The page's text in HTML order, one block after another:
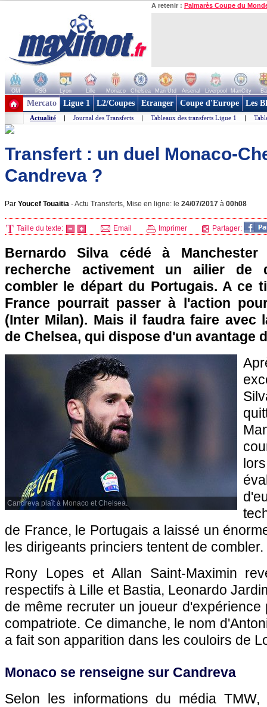
A retenir : Palmarès Coupe du
OM PSG Lyon Lille Monaco Chelsea Man Utd Arsenal Liverpool ManCity
+ de clubs
Mercato Ligue 1 L2/Coupes Etranger Coupe d'Europe Les
Actualité | Journal des Transferts | Tableaux des transferts Ligue 1 |
Transfert : un duel Monaco-
Candreva ?
Par Youcef Touaitia -Actu Transferts, Mise en ligne: le 24/07/2017 à 00h08
Taille du texte: Email Imprimer Partager:
Bernardo Silva cédé à
recherche activement un ailier de
combler le départ du Portugais. A ce
France pourrait passer à l'action
(Inter Milan). Mais il faudra faire avec
de Chelsea, qui dispose d'un avantage
Candreva plaît à Monaco et Chelsea.
de France, le Portugais a laissé un
les dirigeants princiers tentent de combler.
Rony Lopes et Allan Saint-Maximin
respectifs à Lille et Bastia, Leonardo
de même recruter un joueur
compatriote. Ce dimanche, le nom
a fait son apparition dans les couloirs de
Monaco se renseigne sur Candreva
Selon les informations du média TMW,